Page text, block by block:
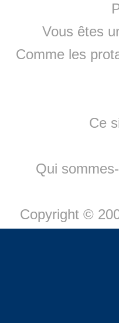
Vous êtes
Comme les
Ce
Qui
Copyright ©